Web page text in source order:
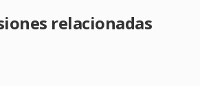
relacionadas